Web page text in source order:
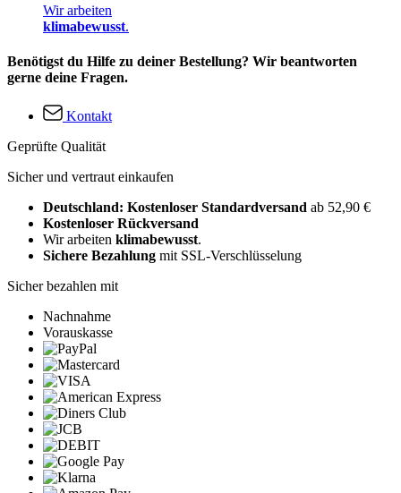
Wir arbeiten
klimabewusst.
Benötigst du Hilfe zu deiner Bestellung? Wir beantworten
gerne deine Fragen.
Kontakt
Geprüfte Qualität
Sicher und vertraut einkaufen
Deutschland: Kostenloser Standardversand ab 52,90 €
Kostenloser Rückversand
Wir arbeiten klimabewusst.
Sichere Bezahlung mit SSL-Verschlüsselung
Sicher bezahlen mit
Nachnahme
Vorauskasse